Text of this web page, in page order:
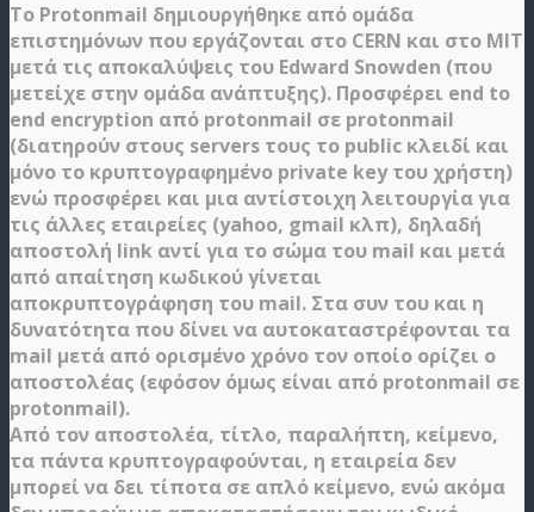
Το Protonmail δημιουργήθηκε από ομάδα
επιστημόνων που εργάζονται στο CERN και στο MIT
μετά τις αποκαλύψεις του Edward Snowden (που
μετείχε στην ομάδα ανάπτυξης). Προσφέρει end to
end encryption από protonmail σε protonmail
(διατηρούν στους servers τους το public κλειδί και
μόνο το κρυπτογραφημένο private key του χρήστη)
ενώ προσφέρει και μια αντίστοιχη λειτουργία για
τις άλλες εταιρείες (yahoo, gmail κλπ), δηλαδή
αποστολή link αντί για το σώμα του mail και μετά
από απαίτηση κωδικού γίνεται
αποκρυπτογράφηση του mail. Στα συν του και η
δυνατότητα που δίνει να αυτοκαταστρέφονται τα
mail μετά από ορισμένο χρόνο τον οποίο ορίζει ο
αποστολέας (εφόσον όμως είναι από protonmail σε
protonmail).
Από τον αποστολέα, τίτλο, παραλήπτη, κείμενο,
τα πάντα κρυπτογραφούνται, η εταιρεία δεν
μπορεί να δει τίποτα σε απλό κείμενο, ενώ ακόμα